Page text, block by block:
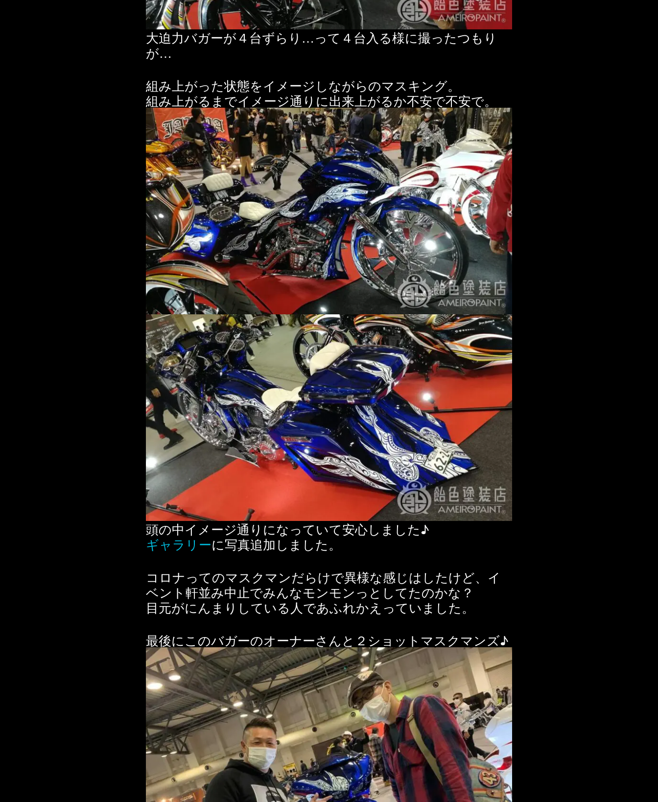
大迫力バガーが４台ずらり…って４台入る様に撮ったつもり
が…
組み上がった状態をイメージしながらのマスキング。
組み上がるまでイメージ通りに出来上がるか不安で不安で。
頭の中イメージ通りになっていて安心しました♪
ギャラリーに写真追加しました。
コロナってのマスクマンだらけで異様な感じはしたけど、イ
ベント軒並み中止でみんなモンモンっとしてたのかな？
目元がにんまりしている人であふれかえっていました。
最後にこのバガーのオーナーさんと２ショットマスクマンズ♪